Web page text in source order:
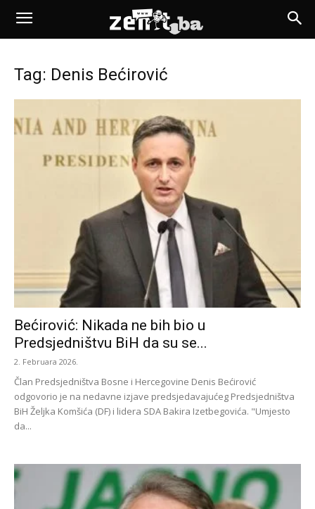
Tag: Denis Bećirović
Bećirović: Nikada ne bih bio u
Predsjedništvu BiH da su se...
2. Februara 2026.
Član Predsjedništva Bosne i Hercegovine Denis Bećirović
odgovorio je na nedavne izjave predsjedavajućeg Predsjedništva
BiH Željka Komšića (DF) i lidera SDA Bakira Izetbegovića. "Umjesto
da...